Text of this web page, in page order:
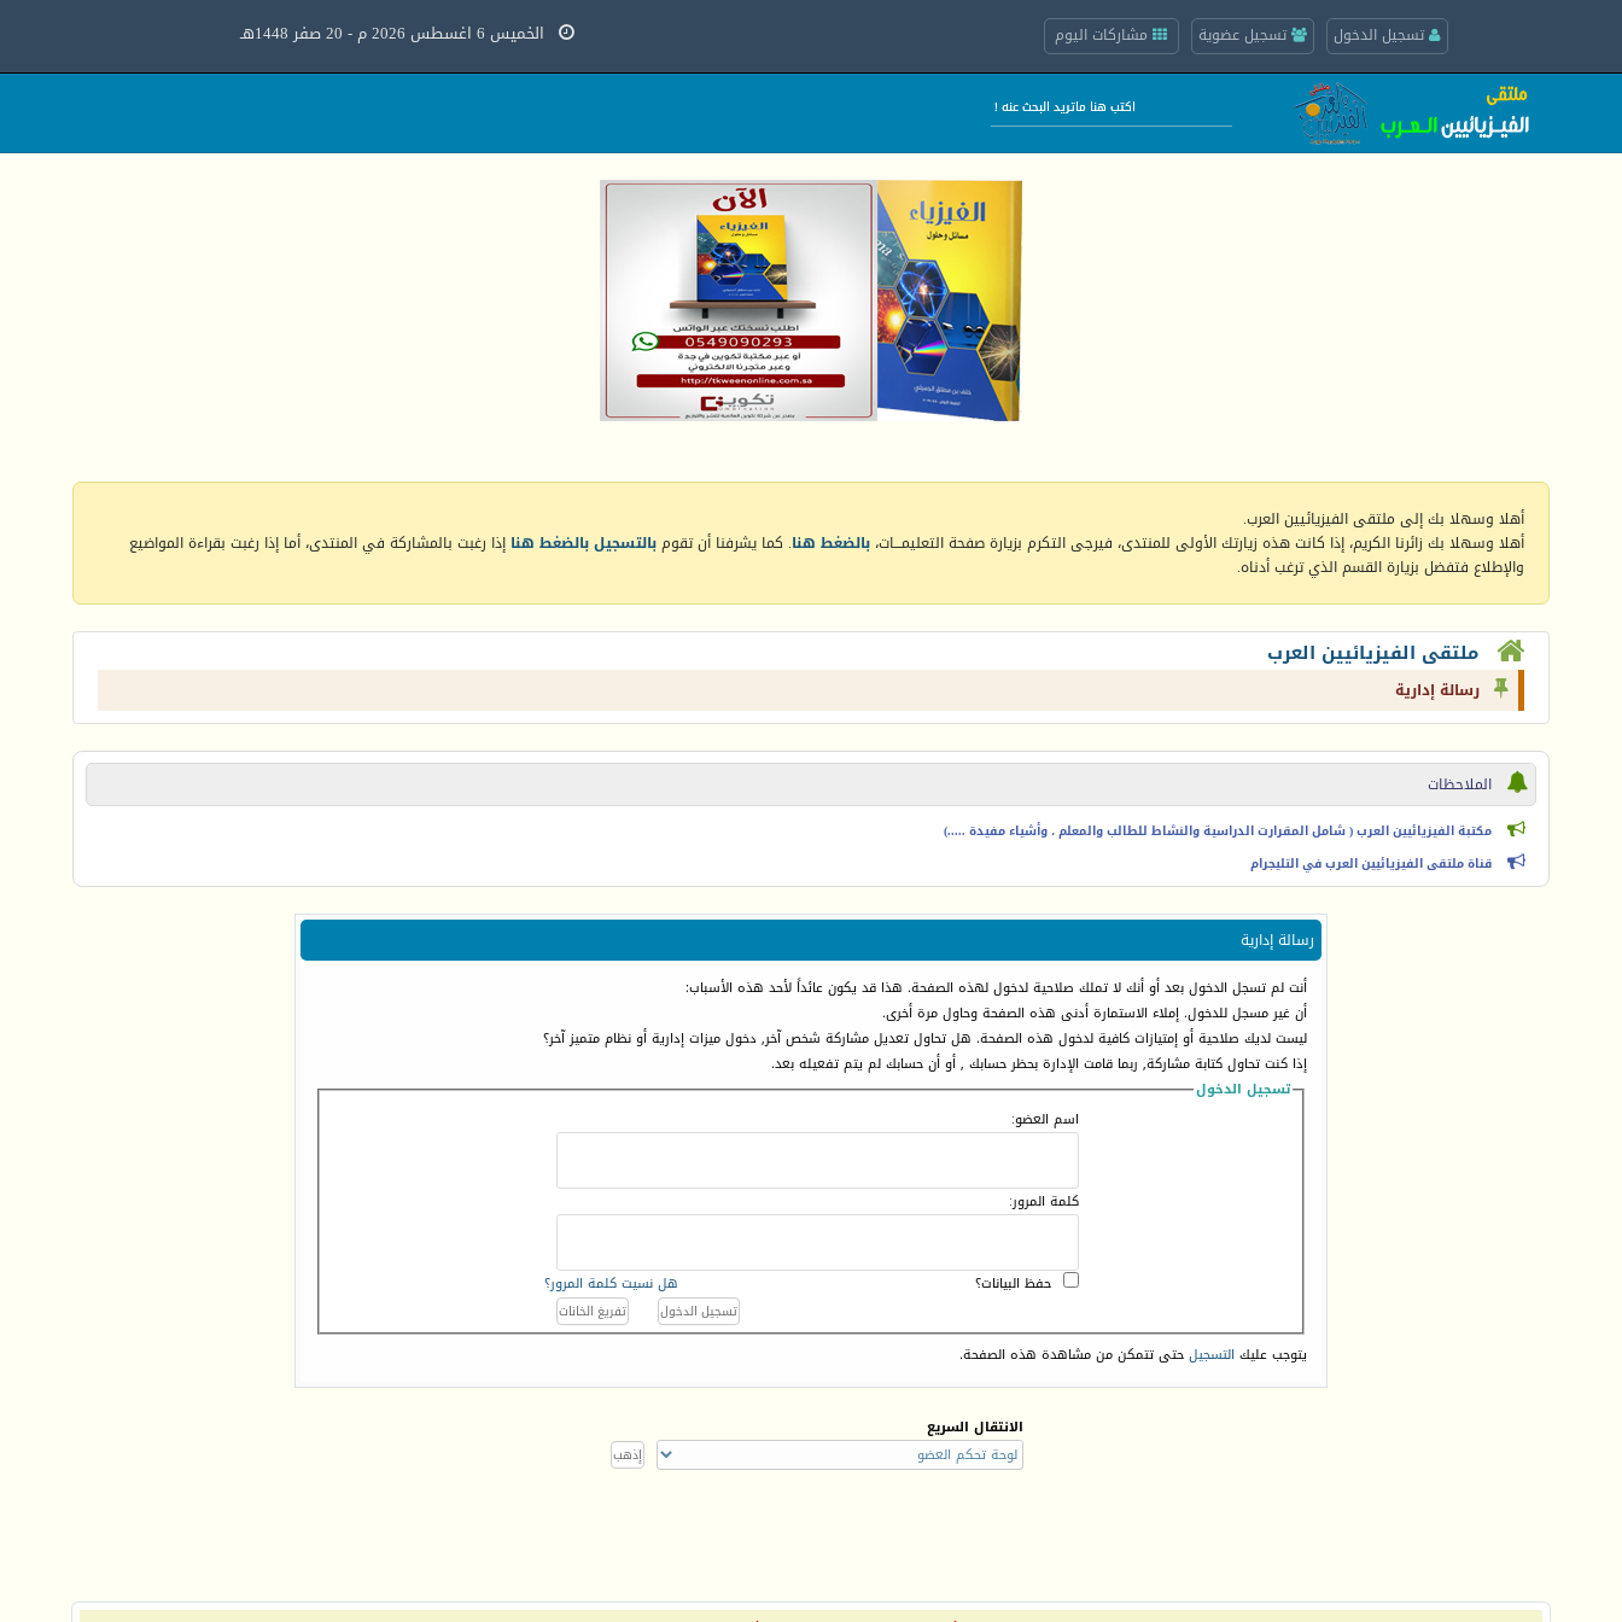
تسجيل الدخول تسجيل عضوية مشاركات اليوم الخميس 6 اغسطس 2026 م - 20 صفر 1448هـ
أهلا وسهلا بك إلى ملتقى الفيزيائيين العرب.
أهلا وسهلا بك زائرنا الكريم، إذا كانت هذه زيارتك الأولى للمنتدى، فيرجى التكرم بزيارة صفحة التعليمـــات، بالضغط هنا. كما يشرفنا أن تقومبالتسجيل بالضغط هنا إذا رغبت بالمشاركة في المنتدى، أما إذا رغبت بقراءة المواضيع
والإطلاع فتفضل بزيارة القسم الذي ترغب أدناه.
ملتقى الفيزيائيين العرب
رسالة إدارية
الملاحظات
مكتبة الفيزيائيين العرب ( شامل المقرارت الدراسية والنشاط للطالب والمعلم ، وأشياء مفيدة .....)
قناة ملتقى الفيزيائيين العرب في التليجرام
رسالة إدارية
أنت لم تسجل الدخول بعد أو أنك لا تملك صلاحية لدخول لهذه الصفحة. هذا قد يكون عائداً لأحد هذه الأسباب:
أن غير مسجل للدخول. إملاء الاستمارة أدنى هذه الصفحة وحاول مرة أخرى.
ليست لديك صلاحية أو إمتيازات كافية لدخول هذه الصفحة. هل تحاول تعديل مشاركة شخص آخر, دخول ميزات إدارية أو نظام متميز آخر؟
إذا كنت تحاول كتابة مشاركة, ربما قامت الإدارة بحظر حسابك , أو أن حسابك لم يتم تفعيله بعد.
تسجيل الدخول
اسم العضو:
كلمة المرور:
هل نسيت كلمة المرور؟ حفظ البيانات؟
يتوجب عليك التسجيلحتى تتمكن من مشاهدة هذه الصفحة.
الانتقال السريع